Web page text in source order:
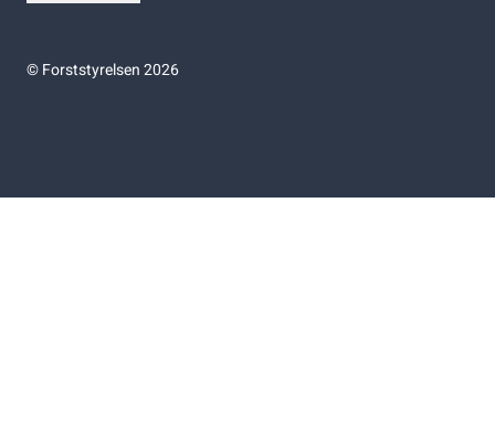
©Forststyrelsen 2026